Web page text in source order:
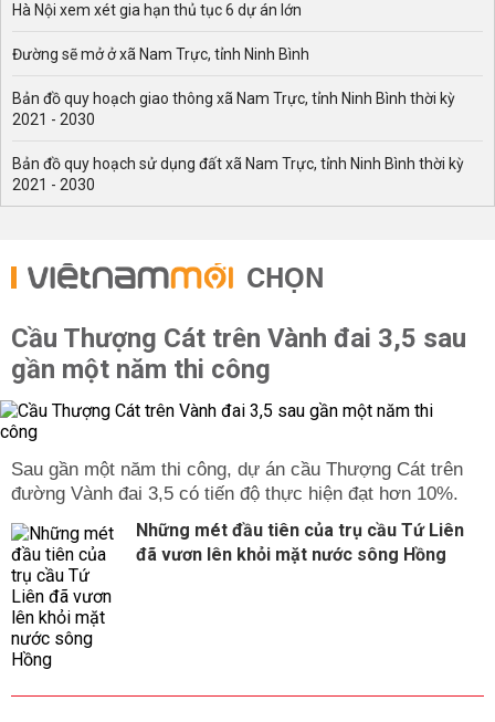
Hà Nội xem xét gia hạn thủ tục 6 dự án lớn
Đường sẽ mở ở xã Nam Trực, tỉnh Ninh Bình
Bản đồ quy hoạch giao thông xã Nam Trực, tỉnh Ninh Bình thời kỳ
2021 - 2030
Bản đồ quy hoạch sử dụng đất xã Nam Trực, tỉnh Ninh Bình thời kỳ
2021 - 2030
CHỌN
Cầu Thượng Cát trên Vành đai 3,5 sau
gần một năm thi công
Sau gần một năm thi công, dự án cầu Thượng Cát trên
đường Vành đai 3,5 có tiến độ thực hiện đạt hơn 10%.
Những mét đầu tiên của trụ cầu Tứ Liên
đã vươn lên khỏi mặt nước sông Hồng